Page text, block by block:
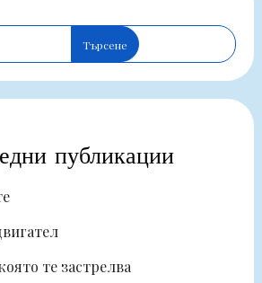
Търсене
публикации
те застрелва